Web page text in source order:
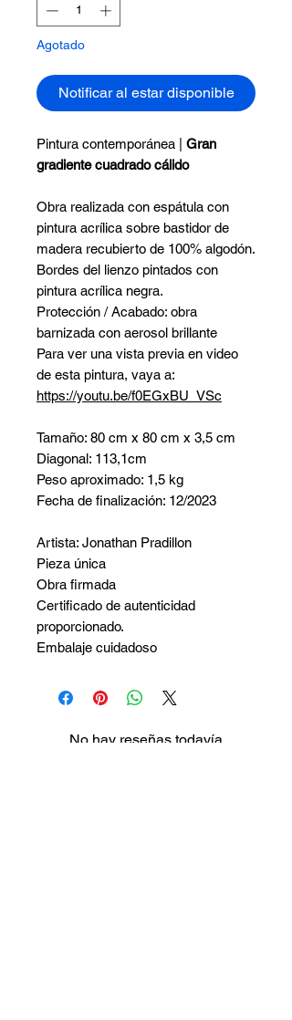
Agotado
Notificar al estar disponible
Pintura contemporánea | Gran
gradiente cuadrado cálido
Obra realizada con espátula con
pintura acrílica sobre bastidor de
madera recubierto de 100% algodón.
Bordes del lienzo pintados con
pintura acrílica negra.
Protección / Acabado: obra
barnizada con aerosol brillante
Para ver una vista previa en video
de esta pintura, vaya a:
https://youtu.be/f0EGxBU_VSc
Tamaño: 80 cm x 80 cm x 3,5 cm
Diagonal: 113,1cm
Peso aproximado: 1,5 kg
Fecha de finalización: 12/2023
Artista: Jonathan Pradillon
Pieza única
Obra firmada
Certificado de autenticidad
proporcionado.
Embalaje cuidadoso
No hay reseñas todavía